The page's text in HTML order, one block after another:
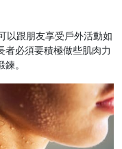
以跟朋友享受戶外活動如
者必須要積極做些肌肉力
。